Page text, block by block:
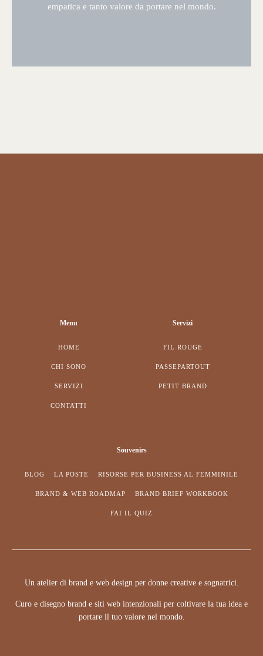
empatica e tanto valore da portare nel mondo.
Menu
HOME
CHI SONO
SERVIZI
CONTATTI
Servizi
FIL ROUGE
PASSEPARTOUT
PETIT BRAND
Souvenirs
BLOG LA POSTE RISORSE PER BUSINESS AL FEMMINILE
BRAND & WEB ROADMAP BRAND BRIEF WORKBOOK
FAI IL QUIZ
Un atelier di brand e web design per donne creative e sognatrici.
Curo e disegno brand e siti web intenzionali per coltivare la tua idea e
portare il tuo valore nel mondo.